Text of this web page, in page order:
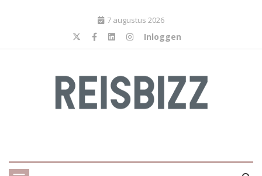
7 augustus 2026
Inloggen